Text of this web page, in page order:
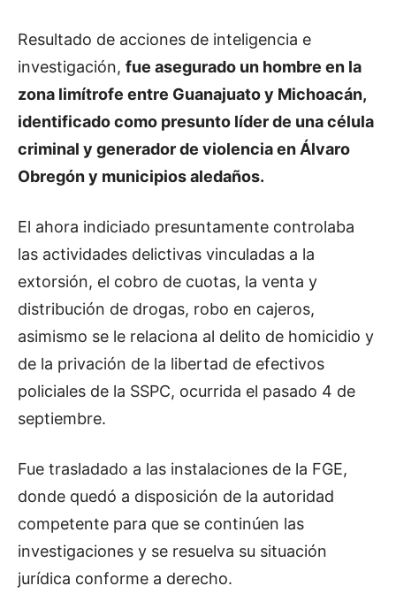
Resultado de acciones de inteligencia e
investigación, fue asegurado un hombre en la
zona limítrofe entre Guanajuato y Michoacán,
identificado como presunto líder de una célula
criminal y generador de violencia en Álvaro
Obregón y municipios aledaños.
El ahora indiciado presuntamente controlaba
las actividades delictivas vinculadas a la
extorsión, el cobro de cuotas, la venta y
distribución de drogas, robo en cajeros,
asimismo se le relaciona al delito de homicidio y
de la privación de la libertad de efectivos
policiales de la SSPC, ocurrida el pasado 4 de
septiembre.
Fue trasladado a las instalaciones de la FGE,
donde quedó a disposición de la autoridad
competente para que se continúen las
investigaciones y se resuelva su situación
jurídica conforme a derecho.